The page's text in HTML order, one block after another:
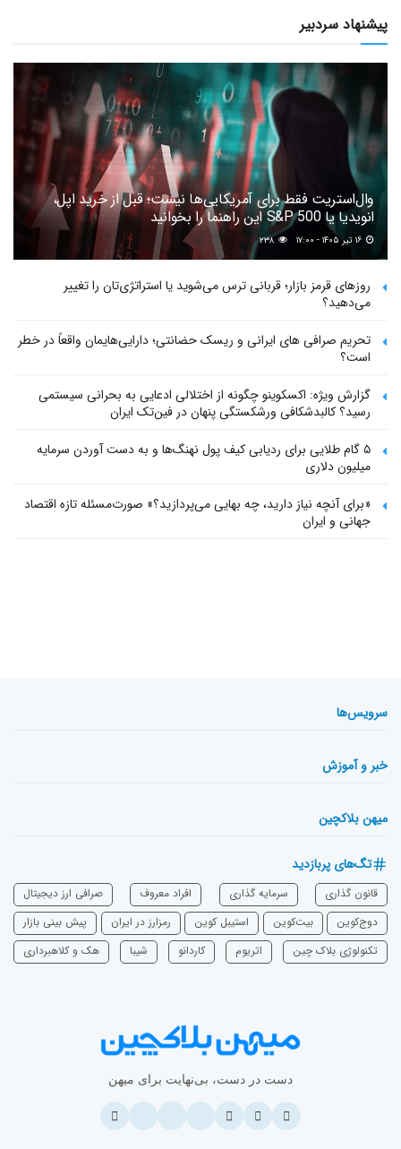
پیشنهاد سردبیر
وال‌استریت فقط برای آمریکایی‌ها نیست؛ قبل از خرید اپل،
انویدیا یا S&P 500 این راهنما را بخوانید
۲۳۸
روزهای قرمز بازار؛ قربانی ترس می‌شوید یا استراتژی‌تان را تغییر
می‌دهید؟
تحریم صرافی های ایرانی و ریسک حضانتی؛ دارایی‌هایمان واقعاً در خطر
است؟
گزارش ویژه: اکسکوینو چگونه از اختلالی ادعایی به بحرانی سیستمی
رسید؟ کالبدشکافی ورشکستگی پنهان در فین‌تک ایران
۵ گام طلایی برای ردیابی کیف پول‌ نهنگ‌ها و به دست آوردن سرمایه
میلیون دلاری
«برای آنچه نیاز دارید، چه بهایی می‌پردازید؟» صورت‌مسئله تازه اقتصاد
جهانی و ایران
سرویس‌ها
خبر و آموزش
میهن بلاکچین
تگ‌های پربازدید
قانون گذاری سرمایه‌ گذاری افراد معروف
صرافی ارز دیجیتال
دوج‌کوین
بیت‌کوین استیبل کوین رمزارز در ایران
پیش بینی بازار
تکنولوژی بلاک چین
اتریوم ‌کاردانو شیبا هک و کلاهبرداری
دست در دست، بی‌نهایت برای میهن